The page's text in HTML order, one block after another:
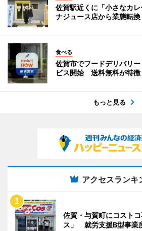
佐賀駅近くに「小さなカ
ナジュース店から業態転換
食べる
佐賀市でフードデリバリ
ビス開始 送料無料が特徴
もっと見る
アクセスランキ
佐賀・与賀町にコスト
ス」 就労支援B型事業